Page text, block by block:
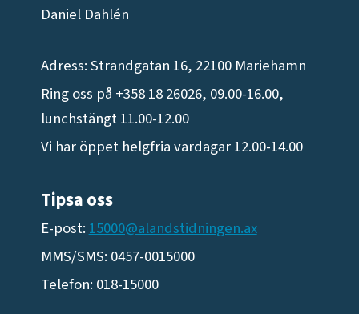
Daniel Dahlén
Adress: Strandgatan 16, 22100 Mariehamn
Ring oss på +358 18 26026, 09.00-16.00,
lunchstängt 11.00-12.00
Vi har öppet helgfria vardagar 12.00-14.00
Tipsa oss
E-post:15000@alandstidningen.ax
MMS/SMS: 0457-0015000
Telefon: 018-15000